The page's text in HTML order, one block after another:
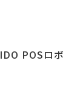
POSロボ